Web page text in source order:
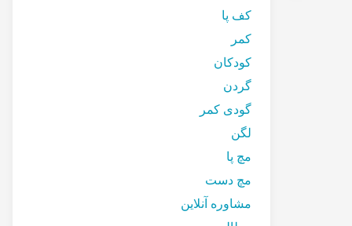
کف پا
کمر
کودکان
گردن
گودی کمر
لگن
مچ پا
مچ دست
مشاوره آنلاین